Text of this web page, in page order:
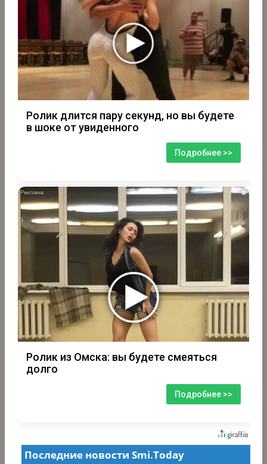
Ролик длится пару секунд, но вы будете
в шоке от увиденного
Подробнее >>
i
Ролик из Омска: вы будете смеяться
долго
Подробнее >>